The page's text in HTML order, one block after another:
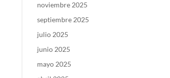
noviembre 2025
septiembre 2025
julio 2025
junio 2025
mayo 2025